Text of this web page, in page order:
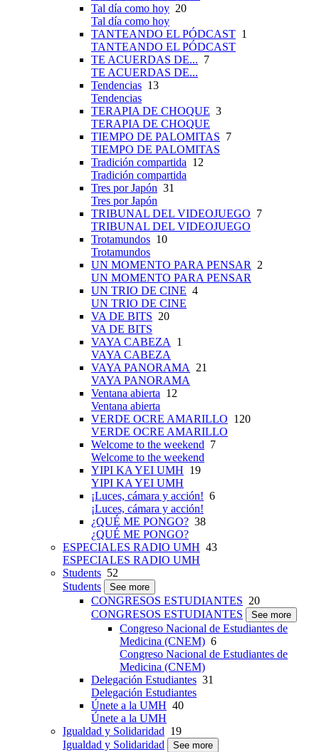
Tal día como hoy 20
Tal día como hoy
TANTEANDO EL PÓDCAST 1
TANTEANDO EL PÓDCAST
TE ACUERDAS DE... 7
TE ACUERDAS DE...
Tendencias 13
Tendencias
TERAPIA DE CHOQUE 3
TERAPIA DE CHOQUE
TIEMPO DE PALOMITAS 7
TIEMPO DE PALOMITAS
Tradición compartida 12
Tradición compartida
Tres por Japón 31
Tres por Japón
TRIBUNAL DEL VIDEOJUEGO 7
TRIBUNAL DEL VIDEOJUEGO
Trotamundos 10
Trotamundos
UN MOMENTO PARA PENSAR 2
UN MOMENTO PARA PENSAR
UN TRIO DE CINE 4
UN TRIO DE CINE
VA DE BITS 20
VA DE BITS
VAYA CABEZA 1
VAYA CABEZA
VAYA PANORAMA 21
VAYA PANORAMA
Ventana abierta 12
Ventana abierta
VERDE OCRE AMARILLO 120
VERDE OCRE AMARILLO
Welcome to the weekend 7
Welcome to the weekend
YIPI KA YEI UMH 19
YIPI KA YEI UMH
¡Luces, cámara y acción! 6
¡Luces, cámara y acción!
¿QUÉ ME PONGO? 38
¿QUÉ ME PONGO?
ESPECIALES RADIO UMH 43
ESPECIALES RADIO UMH
Students 52
Students
See more
CONGRESOS ESTUDIANTES 20
CONGRESOS ESTUDIANTES
See more
Congreso Nacional de Estudiantes de
Medicina (CNEM) 6
Congreso Nacional de Estudiantes de
Medicina (CNEM)
Delegación Estudiantes 31
Delegación Estudiantes
Únete a la UMH 40
Únete a la UMH
Igualdad y Solidaridad 19
Igualdad y Solidaridad
See more